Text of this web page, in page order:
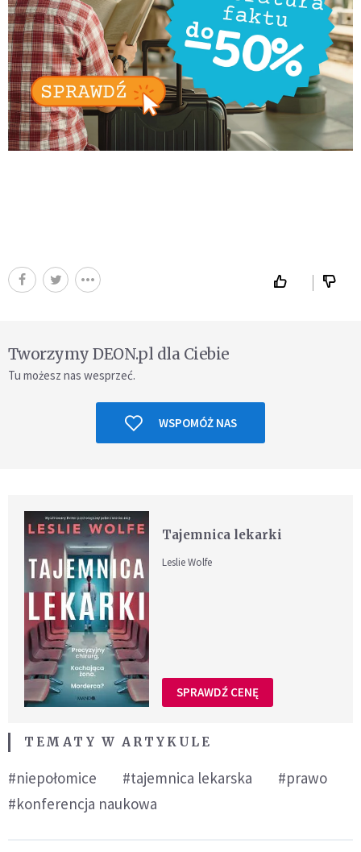
Tworzymy DEON.pl dla Ciebie
Tu możesz nas wesprzeć.
WSPOMÓŻ NAS
Tajemnica lekarki
Leslie Wolfe
SPRAWDŹ CENĘ
TEMATY W ARTYKULE
#niepołomice #tajemnica lekarska
#prawo
#konferencja naukowa